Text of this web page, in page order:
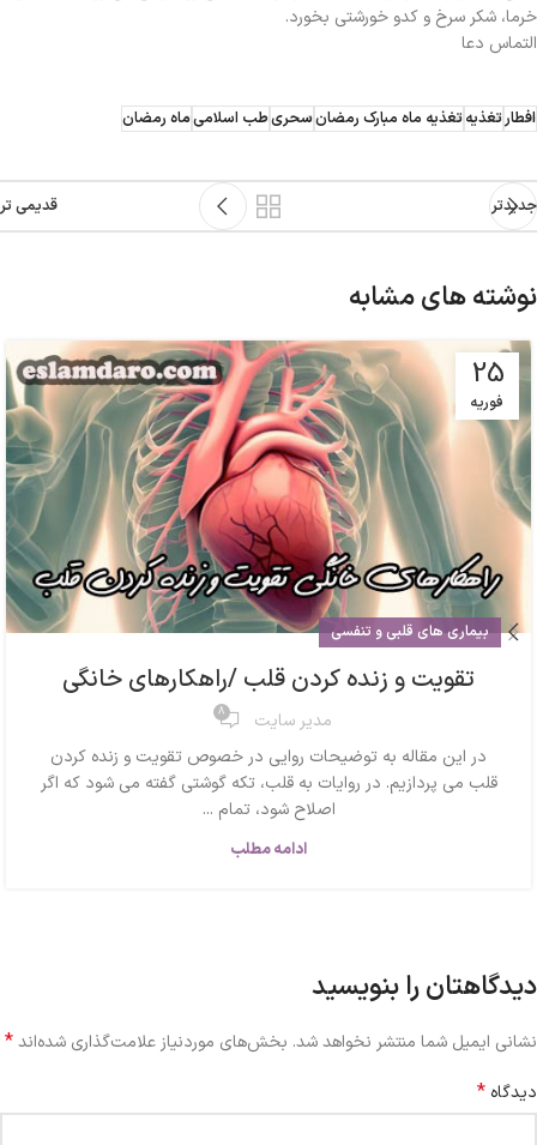
خرما، شکر سرخ و کدو خورشتی بخورد.
التماس دعا
افطارتغذیهتغذیه ماه مبارک رمضانسحریطب اسلامیماه رمضان
جدیدتر قدیمی تر
نوشته های مشابه
25
فوریه
بیماری های قلبی و تنفسی
تقویت و زنده کردن قلب /راهکارهای خانگی
مدیر سایت 8
در این مقاله به توضیحات روایی در خصوص تقویت و زنده کردن
قلب می پردازیم. در روایات به قلب، تکه گوشتی گفته می شود که اگر
اصلاح شود، تمام ...
ادامه مطلب
دیدگاهتان را بنویسید
نشانی ایمیل شما منتشر نخواهد شد. بخش‌های موردنیاز علامت‌گذاری شده‌اند*
دیدگاه *